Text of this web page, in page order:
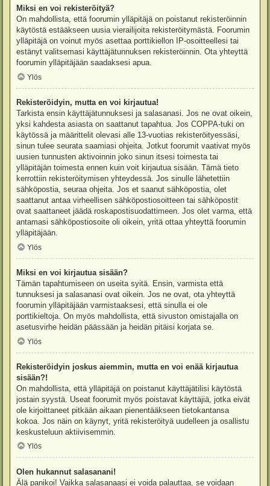
Miksi en voi rekisteröityä?
On mahdollista, että foorumin ylläpitäjä on poistanut rekisteröinnin
käytöstä estääkseen uusia vierailijoita rekisteröitymästä. Foorumin
ylläpitäjä on voinut myös asettaa porttikiellon IP-osoitteellesi tai
estänyt valitsemasi käyttäjätunnuksen rekisteröinnin. Ota yhteyttä
foorumin ylläpitäjään saadaksesi apua.
Ylös
Rekisteröidyin, mutta en voi kirjautua!
Tarkista ensin käyttäjätunnuksesi ja salasanasi. Jos ne ovat oikein,
yksi kahdesta asiasta on saattanut tapahtua. Jos COPPA-tuki on
käytössä ja määrittelit olevasi alle 13-vuotias rekisteröityessäsi,
sinun tulee seurata saamiasi ohjeita. Jotkut foorumit vaativat myös
uusien tunnusten aktivoinnin joko sinun itsesi toimesta tai
ylläpitäjän toimesta ennen kuin voit kirjautua sisään. Tämä tieto
kerrottiin rekisteröitymisen yhteydessä. Jos sinulle lähetettiin
sähköpostia, seuraa ohjeita. Jos et saanut sähköpostia, olet
saattanut antaa virheellisen sähköpostiosoitteen tai sähköpostit
ovat saattaneet jäädä roskapostisuodattimeen. Jos olet varma, että
antamasi sähköpostiosoite oli oikein, yritä ottaa yhteyttä foorumin
ylläpitäjään.
Ylös
Miksi en voi kirjautua sisään?
Tämän tapahtumiseen on useita syitä. Ensin, varmista että
tunnuksesi ja salasanasi ovat oikein. Jos ne ovat, ota yhteyttä
foorumin ylläpitäjään varmistaaksesi, että sinulla ei ole
porttikieltoja. On myös mahdollista, että sivuston omistajalla on
asetusvirhe heidän päässään ja heidän pitäisi korjata se.
Ylös
Rekisteröidyin joskus aiemmin, mutta en voi enää kirjautua
sisään?!
On mahdollista, että ylläpitäjä on poistanut käyttäjätilisi käytöstä
jostain syystä. Useat foorumit myös poistavat käyttäjiä, jotka eivät
ole kirjoittaneet pitkään aikaan pienentääkseen tietokantansa
kokoa. Jos näin on käynyt, yritä rekisteröityä uudelleen ja osallistu
keskusteluun aktiivisemmin.
Ylös
Olen hukannut salasanani!
Älä panikoi! Vaikka salasanaasi ei voida palauttaa, se voidaan